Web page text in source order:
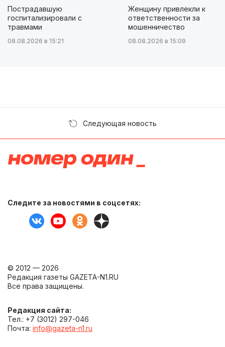
Пострадавшую
госпитализировали с
травмами
08.08.2026 в 15:21
Женщину привлекли к
ответственности за
мошенничество
08.08.2026 в 15:09
Следующая новость
Следите за новостями в соцсетях:
© 2012 — 2026
Редакция газеты GAZETA-N1.RU
Все права защищены.
Редакция сайта:
Тел.: +7 (3012) 297-046
Почта: info@gazeta-n1.ru